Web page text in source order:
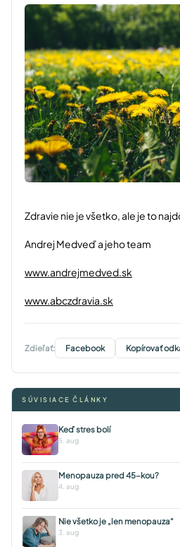
Zdravie nie je všetko, ale je to
Andrej Medveď a jeho team
www.andrejmedved.sk
www.abczdravia.sk
Zdieľať: Facebook Kopírovať
SÚVISIACE ČLÁNKY
Keď stres bolí
5. aug
Menopauza pred 45-kou?
4. aug
Nie všetko je „len menopauza“
3. aug